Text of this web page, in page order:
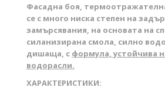
Фасадна боя,
се с много ниска степен на
замърсявания, на основата на
силанизирана смола, силно
дишаща, с формула, устойчива
водорасли.
ХАРАКТЕРИСТИКИ: